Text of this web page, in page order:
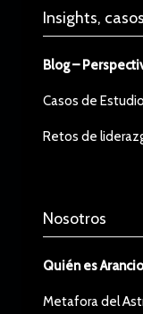
Insights,
Blog –
Casos de Estudio
Retos de
Nosotros
Quién es
Metafora del